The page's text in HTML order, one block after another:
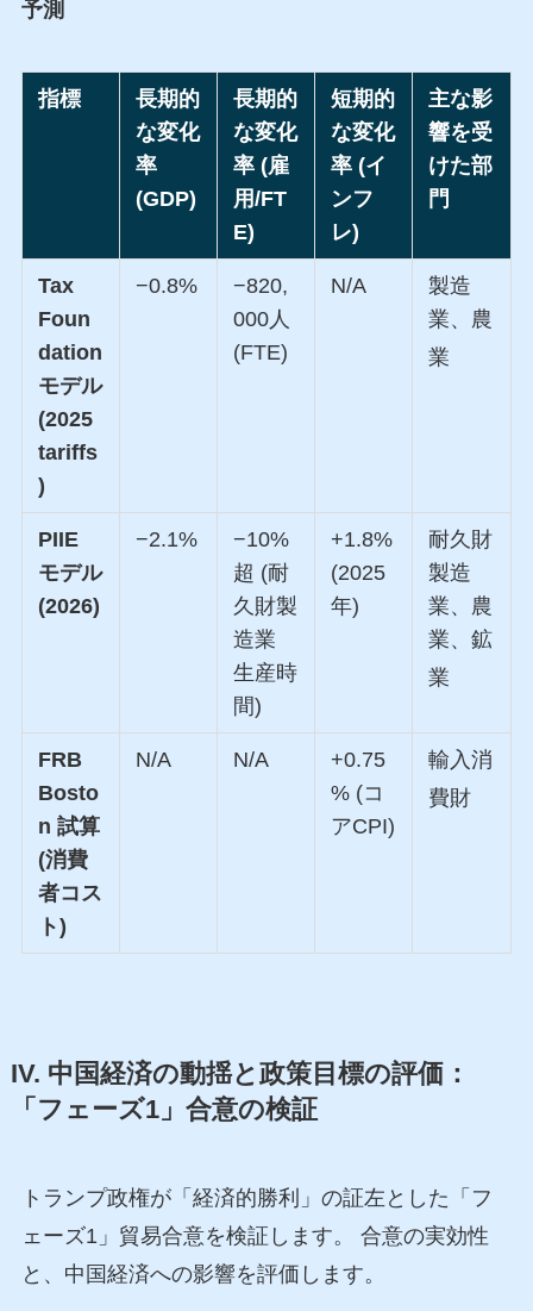
予測
指標
長期的
な変化
率
(GDP)
長期的
な変化
率 (雇
用/FT
E)
短期的
な変化
率 (イ
ンフ
レ)
主な影
響を受
けた部
門
Tax
Foun
dation
モデル
(2025
tariffs
)
−0.8%
−820,
000人
(FTE)
N/A
製造
業、農
業
PIIE
モデル
(2026)
−2.1%
−10%
超 (耐
久財製
造業
生産時
間)
+1.8%
(2025
年)
耐久財
製造
業、農
業、鉱
業
FRB
Bosto
n 試算
(消費
者コス
ト)
N/A N/A
+0.75
% (コ
アCPI)
輸入消
費財
IV. 中国経済の動揺と政策目標の評価：
「フェーズ1」合意の検証
トランプ政権が「経済的勝利」の証左とした「フ
ェーズ1」貿易合意を検証します。 合意の実効性
と、中国経済への影響を評価します。